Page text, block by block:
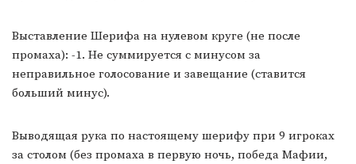
Выставление Шерифа на нулевом круге (не после
промаха): -1. Не суммируется с минусом за
неправильное голосование и завещание (ставится
больший минус).
Выводящая рука по настоящему шерифу при 9 игроках
за столом (без промаха в первую ночь, победа Мафии,